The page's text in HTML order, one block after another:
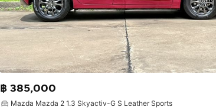
฿ 385,000
Mazda Mazda 2 1.3 Skyactiv-G S Leather Sports